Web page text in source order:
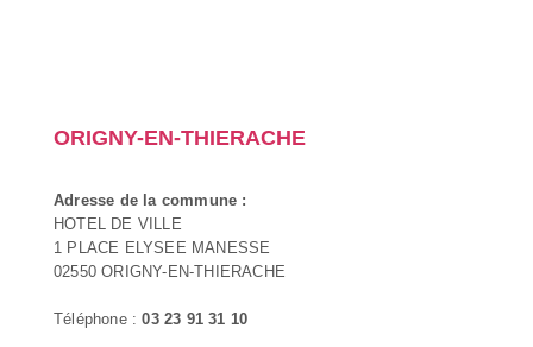
ORIGNY-EN-THIERACHE
Adresse de la commune :
HOTEL DE VILLE
1 PLACE ELYSEE MANESSE
02550 ORIGNY-EN-THIERACHE
Téléphone :03 23 91 31 10